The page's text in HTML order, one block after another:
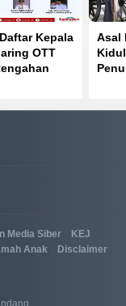
Kepala
OTT
Asal
Media Siber KEJ
Anak Disclaimer